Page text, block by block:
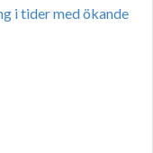
i tider med ökande